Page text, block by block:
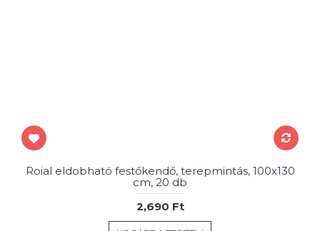
Roial eldobható festőkendő, terepmintás, 100x130
cm, 20 db
2,690 Ft